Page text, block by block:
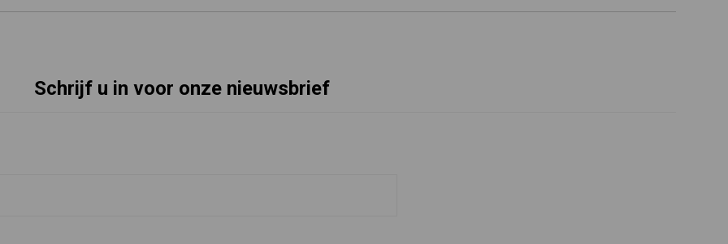
Schrijf u in voor onze nieuwsbrief